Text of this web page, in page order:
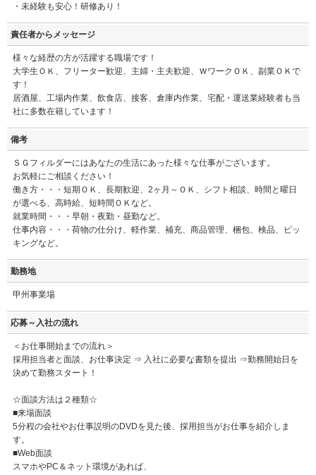
・未経験も安心！研修あり！
責任者からメッセージ
様々な経歴の方が活躍する職場です！
大学生ＯＫ、フリーター歓迎、主婦・主夫歓迎、ＷワークＯＫ、副業ＯＫで
す！
居酒屋、工場内作業、飲食店、接客、倉庫内作業、宅配・運送業経験者も当
社に多数在籍しています！
備考
ＳＧフィルダーにはあなたの生活にあった様々な仕事がございます。
お気軽にご相談ください！
働き方・・・短期ＯＫ、長期歓迎、2ヶ月～ＯＫ、シフト相談、時間と曜日
が選べる、高時給、短時間ＯＫなど。
就業時間・・・早朝・夜勤・昼勤など。
仕事内容・・・荷物の仕分け、軽作業、補充、商品管理、梱包、検品、ピッ
キングなど。
勤務地
甲州事業場
応募～入社の流れ
＜お仕事開始までの流れ＞
採用担当者と面談、お仕事決定 ⇒ 入社に必要な書類を提出 ⇒勤務開始日を
決めて勤務スタート！
☆面談方法は２種類☆
■来場面談
5分程の会社やお仕事説明のDVDを見た後、採用担当がお仕事を紹介しま
す。
■Web面談
スマホやPC＆ネット環境があれば、